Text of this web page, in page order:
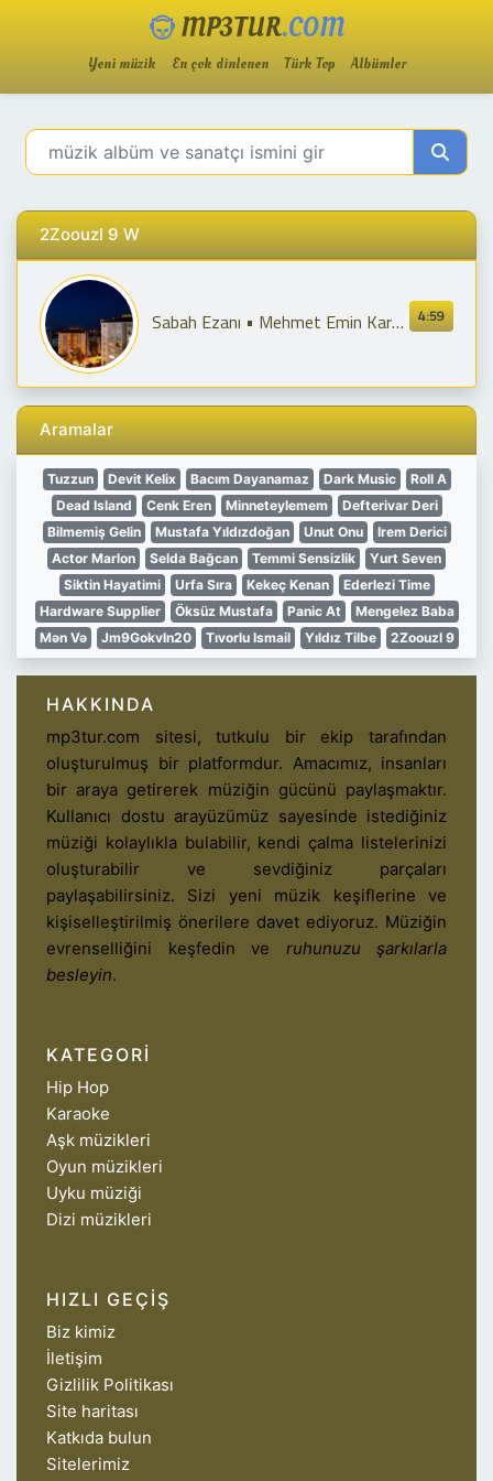
MP3TUR.COM
Yeni müzik En çok dinlenen Türk Top Albümler
2Zoouzl 9 W
4:59
Sabah Ezanı • Mehmet Emin Karataş • 09/06/22 #KonyaMerkeziSistem
Aramalar
Tuzzun Devit Kelix Bacım Dayanamaz Dark Music
Roll A
Dead Island
Cenk Eren Minneteylemem
Defterivar Deri
Bilmemiş Gelin
Mustafa Yıldızdoğan Unut Onu
Irem Derici
Actor Marlon
Selda Bağcan Temmi Sensizlik
Yurt Seven
Siktin Hayatimi
Urfa Sıra Kekeç Kenan
Ederlezi Time
Hardware Supplier
Öksüz Mustafa Panic At
Mengelez Baba
Mən Və
Jm9Gokvln20 Tıvorlu Ismail Yıldız Tilbe 2Zoouzl 9
HAKKINDA
mp3tur.com sitesi, tutkulu bir ekip tarafından
oluşturulmuş bir platformdur. Amacımız, insanları
bir araya getirerek müziğin gücünü paylaşmaktır.
Kullanıcı dostu arayüzümüz sayesinde istediğiniz
müziği kolaylıkla bulabilir, kendi çalma listelerinizi
oluşturabilir ve sevdiğiniz parçaları
paylaşabilirsiniz. Sizi yeni müzik keşiflerine ve
kişiselleştirilmiş önerilere davet ediyoruz. Müziğin
evrenselliğini keşfedin ve ruhunuzu şarkılarla
besleyin.
KATEGORI
Hip Hop
Karaoke
Aşk müzikleri
Oyun müzikleri
Uyku müziği
Dizi müzikleri
HIZLI GEÇIŞ
Biz kimiz
İletişim
Gizlilik Politikası
Site haritası
Katkıda bulun
Sitelerimiz